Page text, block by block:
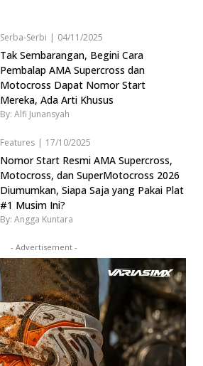
Serba-Serbi | 04/11/2025
Tak Sembarangan, Begini Cara
Pembalap AMA Supercross dan
Motocross Dapat Nomor Start
Mereka, Ada Arti Khusus
By: Alfi Junansyah
Features | 17/10/2025
Nomor Start Resmi AMA Supercross,
Motocross, dan SuperMotocross 2026
Diumumkan, Siapa Saja yang Pakai Plat
#1 Musim Ini?
By: Angga Kuntara
- Advertisement -